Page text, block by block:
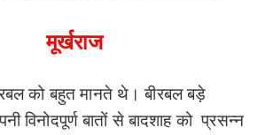
मूर्खराज
को बहुत मानते थे। बीरबल बड़े
विनोदपूर्ण बातों से बादशाह को प्रसन्न